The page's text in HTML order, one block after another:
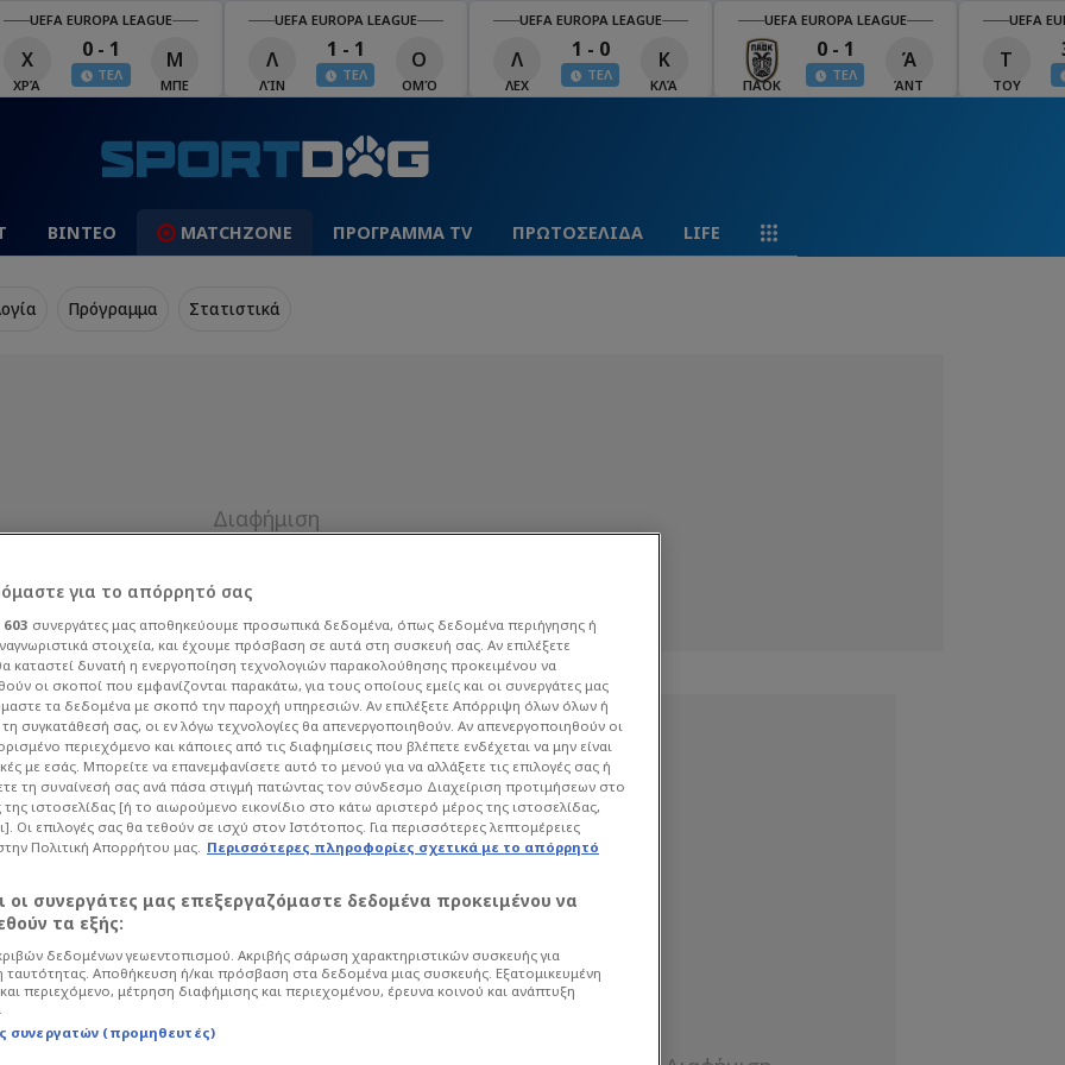
UEFA EUROPA LEAGUE
Χ
ΧΡΆ
0 - 1
ΤΕΛ
Μ
ΜΠΕ
UEFA EUROPA LEAGUE
Λ
ΛΊΝ
1 - 1
ΤΕΛ
Ο
ΟΜΌ
UEFA EUROPA LEAGUE
Λ
ΛΕΧ
1 - 0
ΤΕΛ
Κ
ΚΛΆ
UEFA EUROPA LEAGUE
ΠΑΟΚ
0 - 1
ΤΕΛ
Ά
ΆΝΤ
UEFA
Τ
ΤΟΥ
ΒΙΝΤΕΟ MATCHZONE ΠΡΟΓΡΑΜΜΑ TV ΠΡΩΤΟΣΕΛΙΔΑ LIFE
Πρόγραμμα Στατιστικά
στον ΠΑΣ
απλήρωτα
προχώρησαν οι ποδοσφαιριστές
του ΠΣΑΠΠ περιγράφουν τη ζοφερή
βίωσαν τη φετινή σεζόν!
για το απόρρητό σας
603 συνεργάτες μας αποθηκεύουμε προσωπικά δεδομένα, όπως δεδομένα περιήγησης ή
στοιχεία, και έχουμε πρόσβαση σε αυτά στη συσκευή σας. Αν επιλέξετε
καταστεί δυνατή η ενεργοποίηση τεχνολογιών παρακολούθησης προκειμένου να
οι σκοποί που εμφανίζονται παρακάτω, για τους οποίους εμείς και οι συνεργάτες μας
τα δεδομένα με σκοπό την παροχή υπηρεσιών. Αν επιλέξετε Απόρριψη όλων όλων ή
συγκατάθεσή σας, οι εν λόγω τεχνολογίες θα απενεργοποιηθούν. Αν απενεργοποιηθούν οι
περιεχόμενο και κάποιες από τις διαφημίσεις που βλέπετε ενδέχεται να μην είναι
με εσάς. Μπορείτε να επανεμφανίσετε αυτό το μενού για να αλλάξετε τις επιλογές σας ή
τη συναίνεσή σας ανά πάσα στιγμή πατώντας τον σύνδεσμο Διαχείριση προτιμήσεων στο
ιστοσελίδας [ή το αιωρούμενο εικονίδιο στο κάτω αριστερό μέρος της ιστοσελίδας,
Οι επιλογές σας θα τεθούν σε ισχύ στον Ιστότοπος. Για περισσότερες λεπτομέρειες
Πολιτική Απορρήτου μας. Περισσότερες πληροφορίες σχετικά με το απόρρητό
οι συνεργάτες μας επεξεργαζόμαστε δεδομένα προκειμένου να
τα εξής:
δεδομένων γεωεντοπισμού. Ακριβής σάρωση χαρακτηριστικών συσκευής για
ταυτότητας. Αποθήκευση ή/και πρόσβαση στα δεδομένα μιας συσκευής. Εξατομικευμένη
περιεχόμενο, μέτρηση διαφήμισης και περιεχομένου, έρευνα κοινού και ανάπτυξη
συνεργατών (προμηθευτές)